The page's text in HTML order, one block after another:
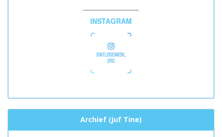
INSTAGRAM
Archief (juf Tine)